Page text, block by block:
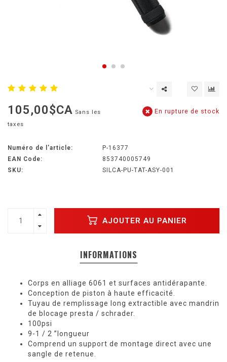
105,00$CA Sans les
taxes
En rupture de stock
Numéro de l'article:
P-16377
EAN Code:
853740005749
SKU:
SILCA-PU-TAT-ASY-001
AJOUTER AU PANIER
INFORMATIONS
Corps en alliage 6061 et surfaces antidérapante.
Conception de piston à haute efficacité.
Tuyau de remplissage long extractible avec mandrin
de blocage presta / schrader.
100psi
9-1 / 2 ”longueur
Comprend un support de montage direct avec une
sangle de retenue.